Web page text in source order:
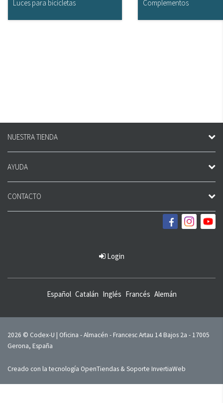
Luces para bicicletas Complementos
NUESTRA TIENDA
AYUDA
CONTACTO
Login
Español Catalán Inglés Francés Alemán
2026 © Codex-U | Oficina - Almacén - Francesc Artau 14 Bajos 2a - 17005
Gerona, España
Creado con la tecnología OpenTiendas & Soporte InvertiaWeb